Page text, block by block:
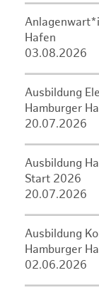
Hafen
03.08.2026
Ausbildung
Hamburger
20.07.2026
Ausbildung
Start 2026
20.07.2026
Ausbildung
Hamburger
02.06.2026